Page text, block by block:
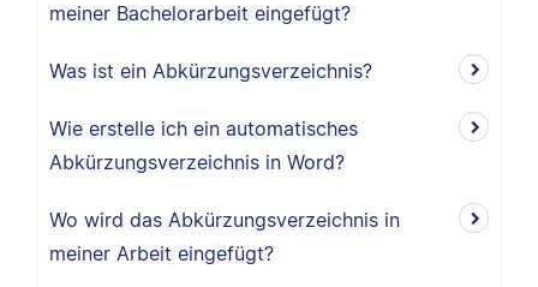
meiner Bachelorarbeit eingefügt?
Was ist ein Abkürzungsverzeichnis?
Wie erstelle ich ein automatisches
Abkürzungsverzeichnis in Word?
Wo wird das Abkürzungsverzeichnis in
meiner Arbeit eingefügt?